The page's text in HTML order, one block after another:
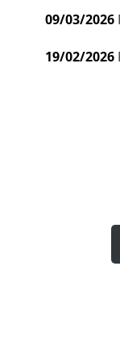
09/03/2026
19/02/2026